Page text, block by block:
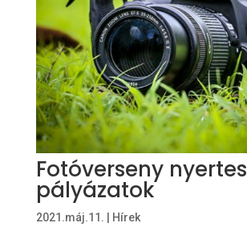
Fotóverseny nyertes
pályázatok
2021.máj.11. Hírek